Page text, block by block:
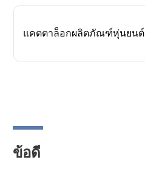
แคตตาล็อกผลิตภัณฑ์หุ่นยนต์
ข้อดี